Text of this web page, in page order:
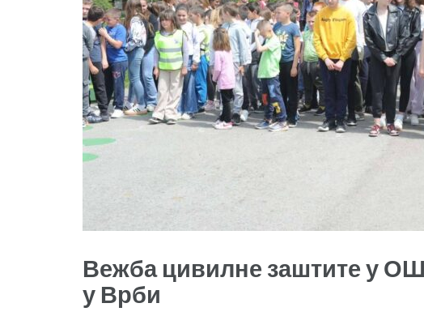
Вежба цивилне заштите у
у Врби